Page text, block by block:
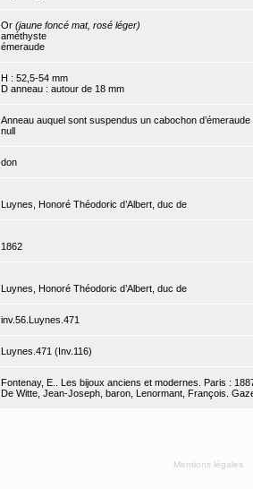
Or (jaune foncé mat, rosé léger)
améthyste
émeraude
H : 52,5-54 mm
D anneau : autour de 18 mm
Anneau auquel sont suspendus un cabochon
null
don
Luynes, Honoré Théodoric d’Albert, duc de
1862
Luynes, Honoré Théodoric d’Albert, duc de
inv.56.Luynes.471
Luynes.471 (Inv.116)
Fontenay, E.. Les bijoux anciens et modernes. Paris :
De Witte, Jean-Joseph, baron, Lenormant, François.
Mentions légales